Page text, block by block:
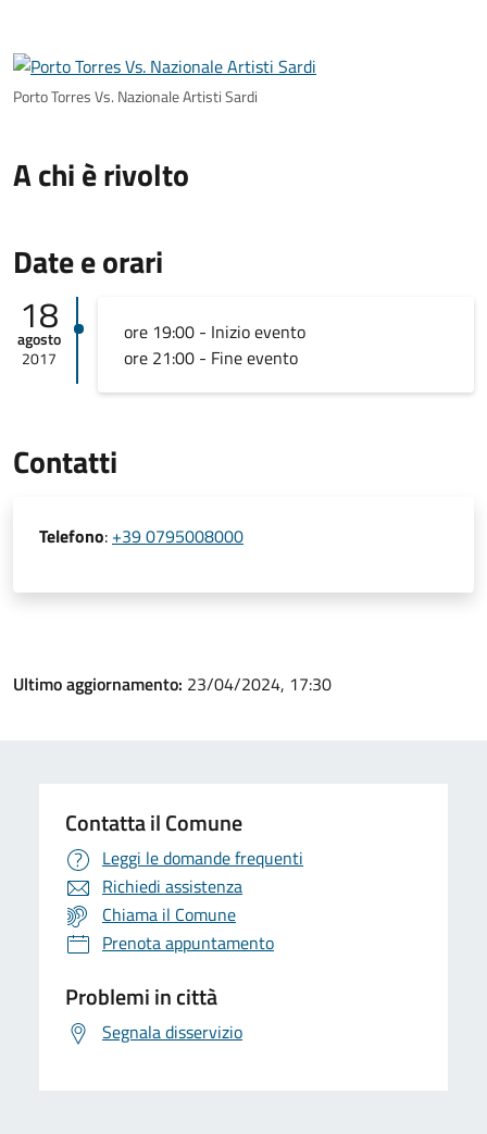
Porto Torres Vs. Nazionale Artisti Sardi
A chi è rivolto
Date e orari
18
agosto
2017
ore 19:00 - Inizio evento
ore 21:00 - Fine evento
Contatti
Telefono: +39 0795008000
Ultimo aggiornamento: 23/04/2024, 17:30
Contatta il Comune
Leggi le domande frequenti
Richiedi assistenza
Chiama il Comune
Prenota appuntamento
Problemi in città
Segnala disservizio